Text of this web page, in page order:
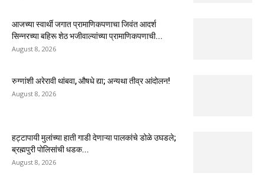
आजच्या स्वार्थी जगात प्रामाणिकपणाचा जिवंत आदर्श
सिन्नरच्या बहिरू शेठ भजीवाल्यांच्या प्रामाणिकपणाची...
August 8, 2026
रुग्णांशी अरेरावी थांबवा, औषधे द्या; अन्यथा तीव्र आंदोलन!
August 8, 2026
हट्टापायी मुलांच्या हाती गाडी देणाऱ्या पालकांचे डोळे उघडले;
ब्रह्मपुरी पोलिसांची धडक...
August 8, 2026